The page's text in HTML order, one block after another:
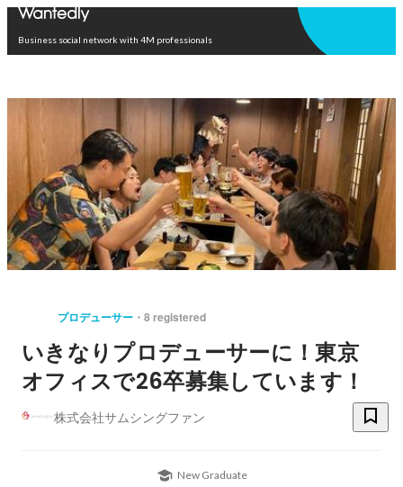
Business social network with 4M professionals
プロデューサー 8 registered
いきなりプロデューサーに！東京
オフィスで26卒募集しています！
株式会社サムシングファン
New Graduate